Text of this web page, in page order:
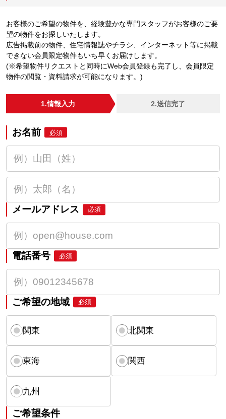
お客様のご希望の物件を、経験豊かな専門スタッフがお客様のご要
望の物件をお探しいたします。
広告掲載前の物件、住宅情報誌やチラシ、インターネット等に掲載
できない会員限定物件もいち早くお届けします。
(※希望物件リクエストと同時にWeb会員登録も完了し、会員限定
物件の閲覧・資料請求が可能になります。)
1.情報入力 2.送信完了
お名前 必須
メールアドレス 必須
電話番号 必須
ご希望の地域 必須
関東 北関東
東海 関西
九州
ご希望条件